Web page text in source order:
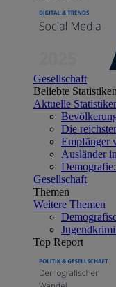
Gesellschaft
Beliebte Statistiken
Aktuelle
Die
Empfänger
Ausländer
Gesellschaft
Themen
Weitere Themen
Top Report